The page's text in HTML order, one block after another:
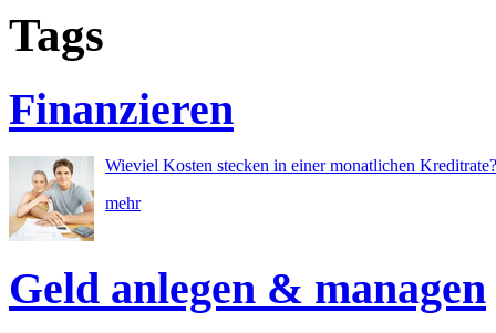
Tags
Finanzieren
Wieviel Kosten stecken in einer monatlichen
mehr
Geld anlegen & managen